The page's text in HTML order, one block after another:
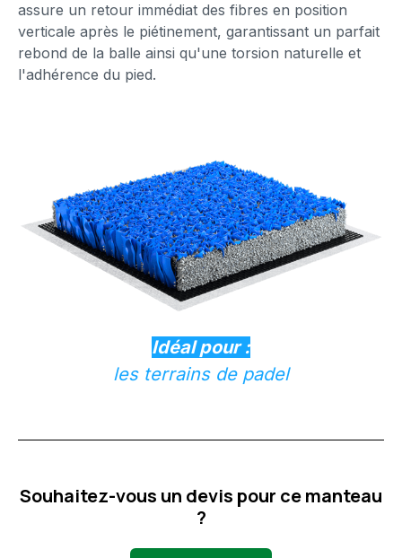
assure un retour immédiat des fibres en position
verticale après le piétinement, garantissant un parfait
rebond de la balle ainsi qu'une torsion naturelle et
l'adhérence du pied.
Idéal pour :
les terrains de padel
Souhaitez-vous un devis pour ce manteau
?